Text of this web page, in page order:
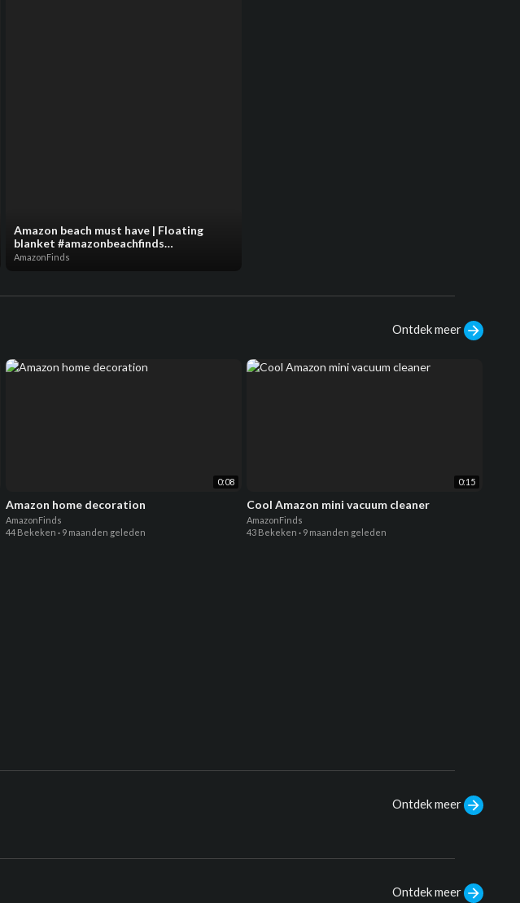
Amazon beach must have | Floating
blanket #amazonbeachfinds
#coolamazonfinds #outdoorfun #reels
AmazonFinds
Ontdek meer
0:08
Amazon home decoration
AmazonFinds
44 Bekeken · 9 maanden geleden
0:15
Cool Amazon mini vacuum cleaner
AmazonFinds
43 Bekeken · 9 maanden geleden
Ontdek meer
Ontdek meer